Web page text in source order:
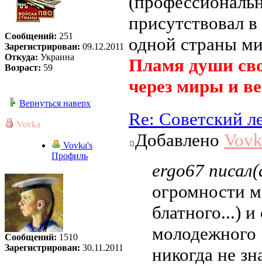
Сообщений: 251
Зарегистрирован: 09.12.2011
Откуда: Украина
Возраст: 59
присутствовал
одной страны
Пламя души
через миры и
Вернуться наверх
Vovka
Vovka's
Профиль
Сообщений: 1510
Зарегистрирован: 30.11.2011
Re: Советский
Добавлено
ergo67
огромности
блатного...)
молодежного
никогда не